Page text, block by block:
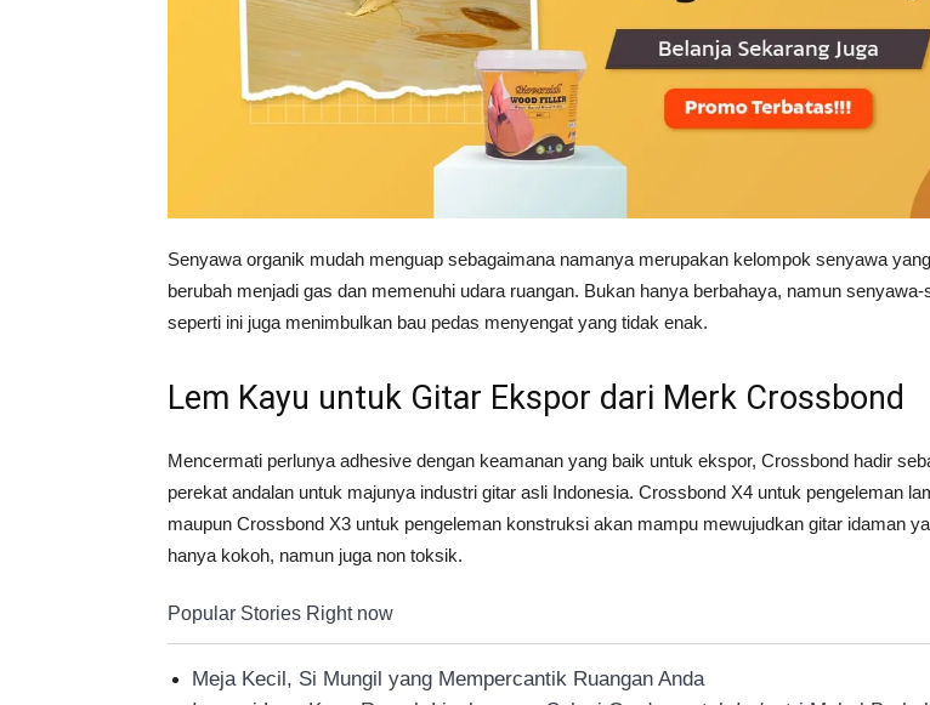
Senyawa organik mudah menguap sebagaimana namanya merupakan kelompok senyawa
berubah menjadi gas dan memenuhi udara ruangan. Bukan hanya berbahaya, namun
seperti ini juga menimbulkan bau pedas menyengat yang tidak enak.
Lem Kayu untuk Gitar Ekspor dari Merk Crossbond
Mencermati perlunya adhesive dengan keamanan yang baik untuk ekspor, Crossbond hadir
perekat andalan untuk majunya industri gitar asli Indonesia. Crossbond X4 untuk pengeleman
maupun Crossbond X3 untuk pengeleman konstruksi akan mampu mewujudkan gitar idaman
hanya kokoh, namun juga non toksik.
Popular Stories Right now
Meja Kecil, Si Mungil yang Mempercantik Ruangan Anda